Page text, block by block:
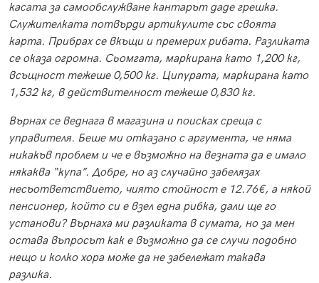
касата за самообслужване кантарът даде грешка.
Служителката потвърди артикулите със своята
карта. Прибрах се вкъщи и премерих рибата. Разликата
се оказа огромна. Сьомгата, маркирана като 1,200 кг,
всъщност тежеше 0,500 кг. Ципурата, маркирана като
1,532 кг, в действителност тежеше 0,830 кг.
Върнах се веднага в магазина и поисках среща с
управителя. Беше ми отказано с аргумента, че няма
никакъв проблем и че е възможно на везната да е имало
някаква “купа”. Добре, но аз случайно забелязах
несъответствието, чиято стойност е 12.76€, а някой
пенсионер, който си е взел една рибка, дали ще го
установи? Върнаха ми разликата в сумата, но за мен
остава въпросът как е възможно да се случи подобно
нещо и колко хора може да не забележат такава
разлика.